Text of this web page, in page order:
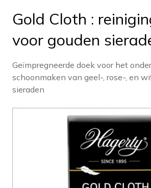
Gold Cloth :
voor gouden
Geïmpregneerde doek voor het
schoonmaken van geel-, rose-, en
sieraden